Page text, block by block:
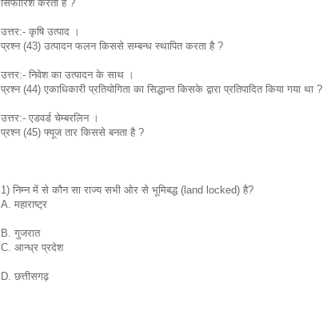
सिफारिश करता है ?
उत्तर:- कृषि उत्पाद ।
प्रश्न (43) उत्पादन फलन किससे सम्बन्ध स्थापित करता है ?
उत्तर:- निवेश का उत्पादन के साथ ।
प्रश्न (44) एकाधिकारी प्रतियोगिता का सिद्धान्त किसके द्वारा प्रतिपादित किया गया था ?
उत्तर:- एडवर्ड चेम्बरलिन ।
प्रश्न (45) फ्यूज तार किससे बनता है ?
1) निम्न में से कौन सा राज्य सभी ओर से भूमिबद्ध (land locked) है?
A. महाराष्ट्र
B. गुजरात
C. आन्ध्र प्रदेश
D. छत्तीसगढ़